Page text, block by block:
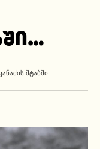
ᲨᲢᲐᲑᲨᲘ…